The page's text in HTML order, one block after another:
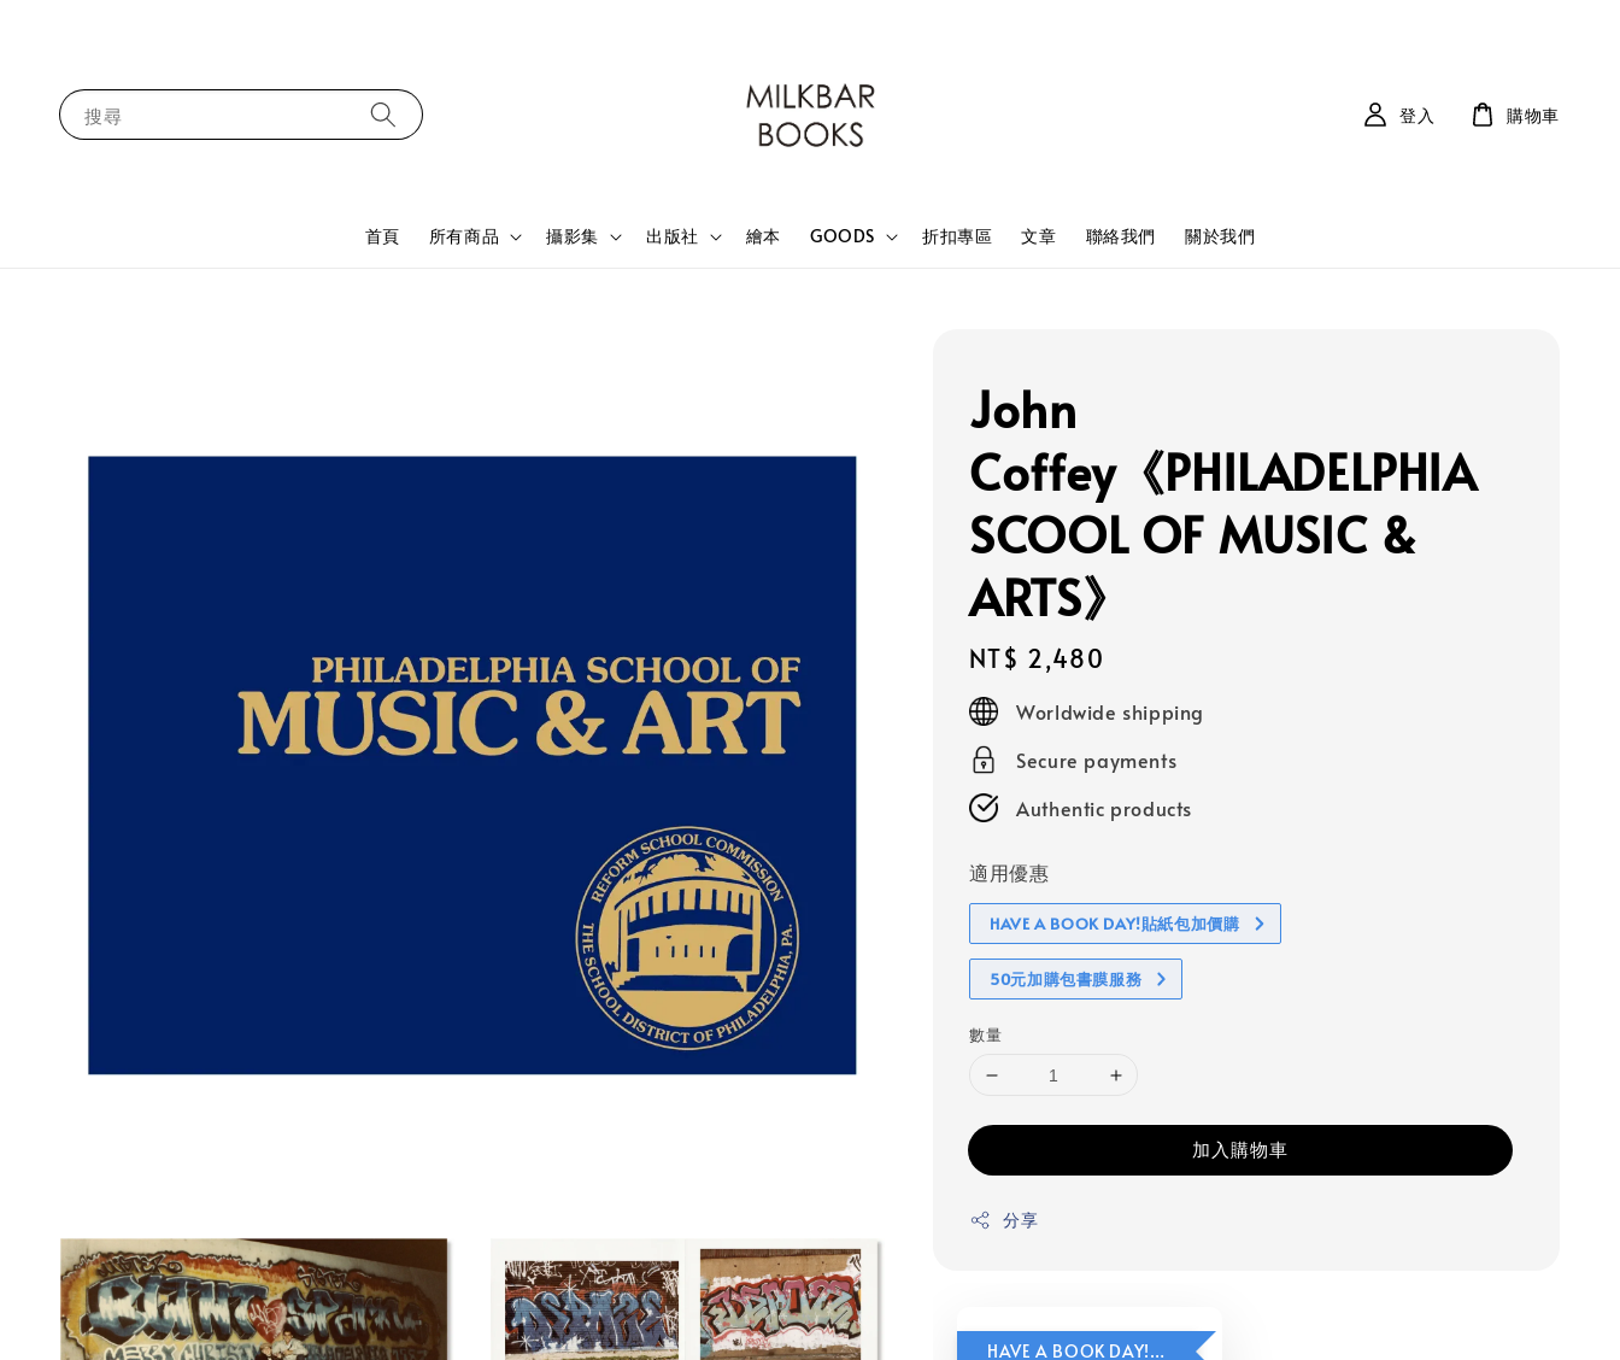
搜尋
首頁 所有商品 攝影集 出版社 繪本 GOODS 折扣專區 文章 聯絡我們 關於我們
登入 購物車
John
Coffey《PHILADELPHIA
SCOOL OF MUSIC &
ARTS》
Regular
price
NT$ 2,480
Worldwide shipping
Secure payments
Authentic products
適用優惠
HAVE A BOOK DAY!貼紙包加價購
50元加購包書膜服務
數量
加入購物車
分享
HAVE A BOOK DAY!貼紙包加價購